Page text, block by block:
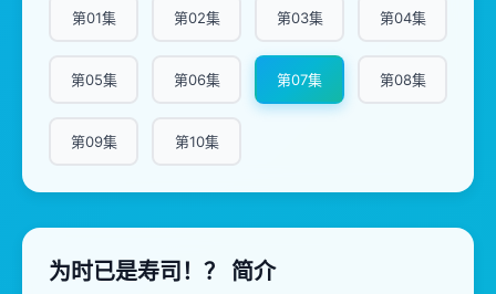
第01集 第02集 第03集 第04集
第05集 第06集 第07集 第08集
第09集 第10集
为时已是寿司！？ 简介